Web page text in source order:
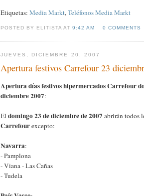
Etiquetas: Media Markt,Teléfonos Media Markt
POSTED BY ELITISTA AT9:42 AM 0 COMMENTS
JUEVES, DICIEMBRE 20, 2007
Apertura festivos Carrefour 23
Apertura días festivos hipermercados Carrefour
diciembre 2007:
El domingo 23 de diciembre de 2007abrirán todos
Carrefourexcepto:
Navarra:
- Pamplona
- Viana - Las Cañas
- Tudela